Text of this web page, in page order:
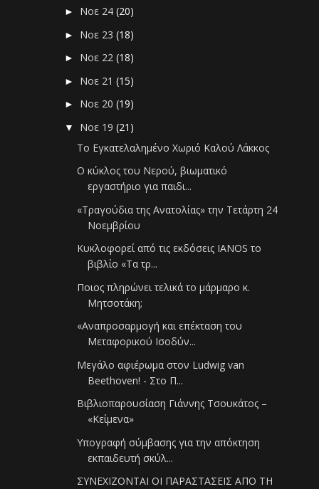
► Νοε 24(20)
► Νοε 23(18)
► Νοε 22(18)
► Νοε 21(15)
► Νοε 20(19)
▼ Νοε 19(21)
Το Εγκατελαλημένο Χωριό Καλού Λάκκος
O κύκλος του Νερού, βιωματικό
εργαστήριο για παιδι...
«Τραγούδια της Ανατολίας» την Τετάρτη 24
Νοεμβρίου
Κυκλοφορεί από τις εκδόσεις IANOS το
βιβλίο «Τα τρ...
Ποιος πληρώνει τελικά το μάρμαρο κ.
Μητσοτάκη;
«Αναπροσαρμογή και επέκταση του
Μεταφορικού Ισοδύν...
Μεγάλο αφιέρωμα στον Ludwig van
Beethoven! - Στο Π...
Βιβλιοπαρουσίαση Γιάννης Τσουκάτος –
«Κείμενα»
Υπογραφή σύμβασης για την απόκτηση
εκπαιδευτή σκύλ...
ΣΥΝΕΧΙΖΟΝΤΑΙ ΟΙ ΠΑΡΑΣΤΑΣΕΙΣ ΑΠΟ ΤΗ